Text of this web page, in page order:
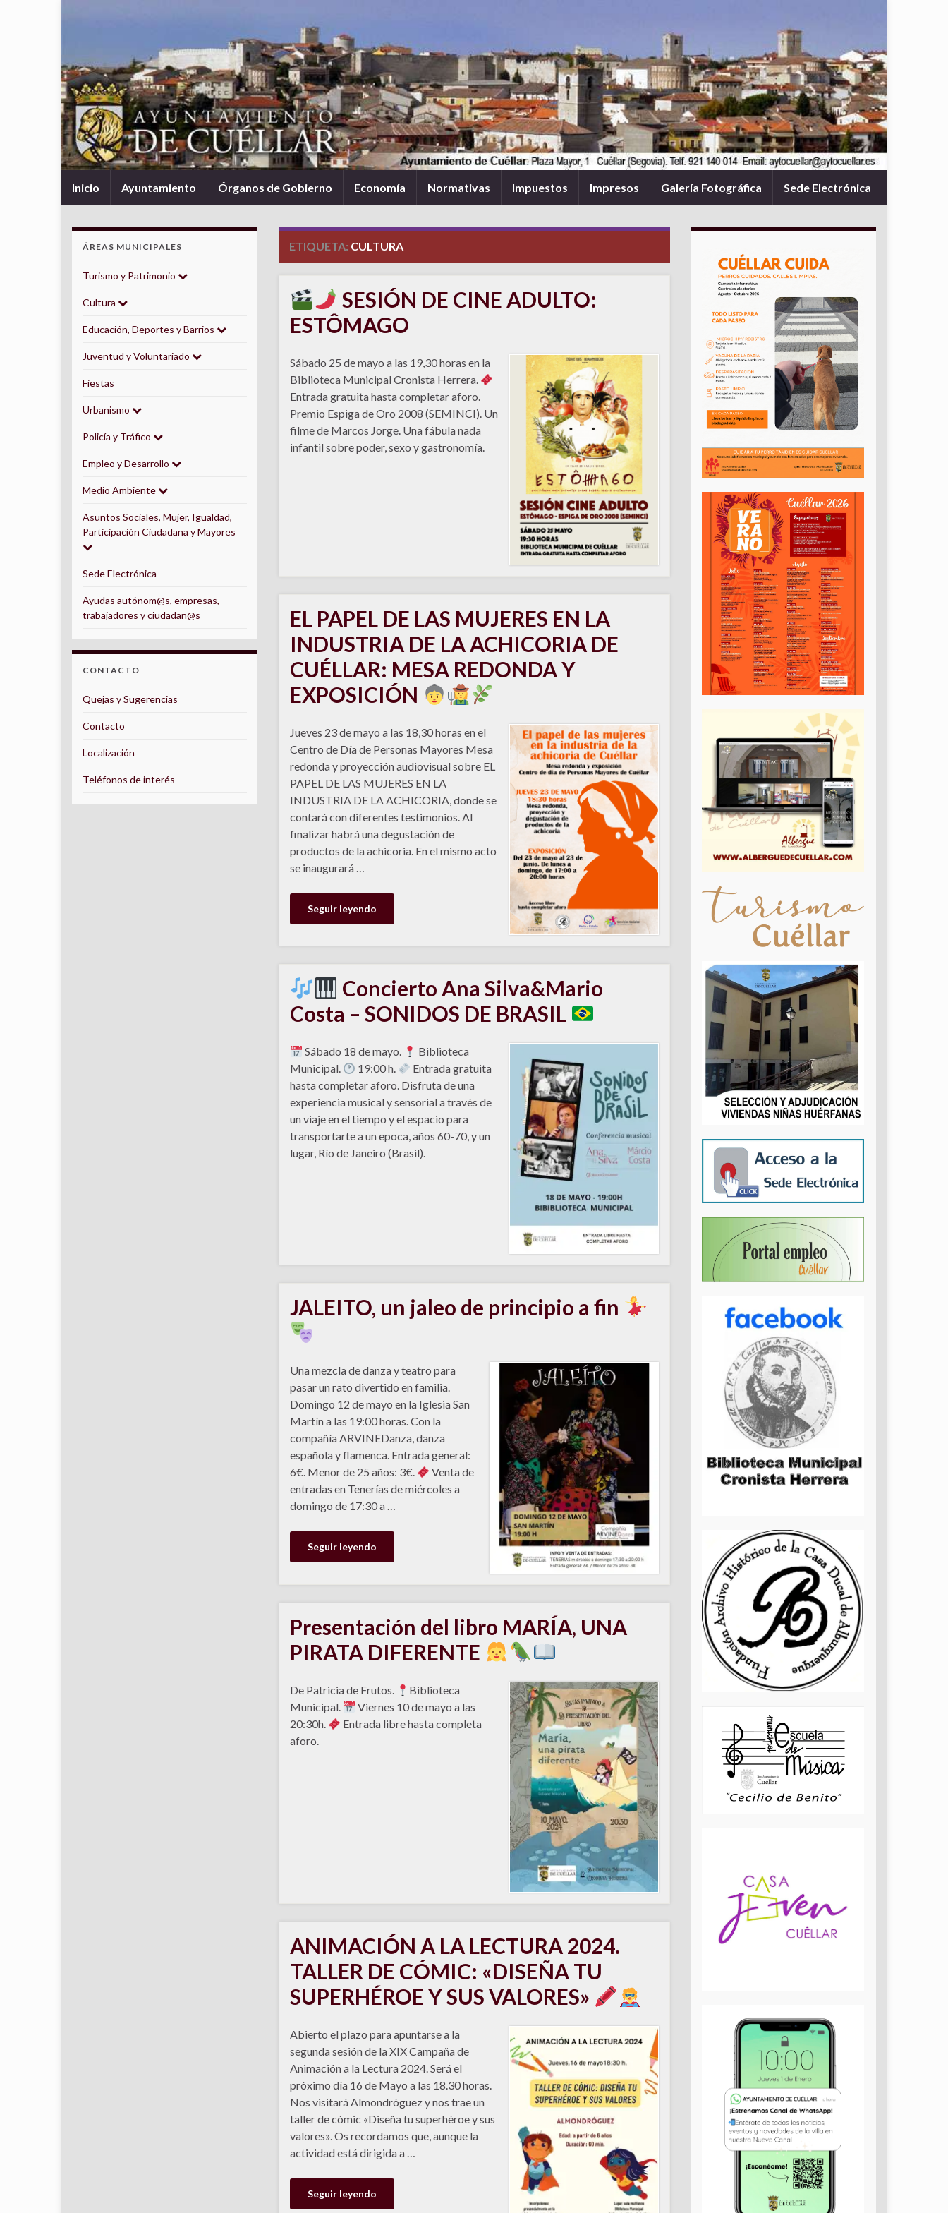
Inicio Ayuntamiento Órganos de Gobierno Economía Normativas Impuestos Impresos Galería Fotográfica Sede Electrónica
ETIQUETA: CULTURA
SESIÓN DE CINE ADULTO:
ESTÔMAGO
Sábado 25 de mayo a las 19,30 horas en la
Biblioteca Municipal Cronista Herrera.
Entrada gratuita hasta completar aforo.
Premio Espiga de Oro 2008 (SEMINCI). Un
filme de Marcos Jorge. Una fábula nada
infantil sobre poder, sexo y gastronomía.
EL PAPEL DE LAS MUJERES EN LA
INDUSTRIA DE LA ACHICORIA DE
CUÉLLAR: MESA REDONDA Y
EXPOSICIÓN
Jueves 23 de mayo a las 18,30 horas en el
Centro de Día de Personas Mayores Mesa
redonda y proyección audiovisual sobre EL
PAPEL DE LAS MUJERES EN LA
INDUSTRIA DE LA ACHICORIA, donde se
contará con diferentes testimonios. Al
finalizar habrá una degustación de
productos de la achicoria. En el mismo acto
se inaugurará …
Seguir leyendo
Concierto Ana Silva&Mario
Costa – SONIDOS DE BRASIL
Sábado 18 de mayo.
Biblioteca
Municipal.
19:00 h.
Entrada gratuita
hasta completar aforo. Disfruta de una
experiencia musical y sensorial a través de
un viaje en el tiempo y el espacio para
transportarte a un epoca, años 60-70, y un
lugar, Río de Janeiro (Brasil).
JALEITO, un jaleo de principio a fin
Una mezcla de danza y teatro para
pasar un rato divertido en familia.
Domingo 12 de mayo en la Iglesia San
Martín a las 19:00 horas. Con la
compañía ARVINEDanza, danza
española y flamenca. Entrada general:
6€. Menor de 25 años: 3€.
Venta de
entradas en Tenerías de miércoles a
domingo de 17:30 a …
Seguir leyendo
Presentación del libro MARÍA, UNA
PIRATA DIFERENTE
De Patricia de Frutos.
Biblioteca
Municipal.
Viernes 10 de mayo a las
20:30h.
Entrada libre hasta completa
aforo.
ANIMACIÓN A LA LECTURA 2024.
TALLER DE CÓMIC: «DISEÑA TU
SUPERHÉROE Y SUS VALORES»
Abierto el plazo para apuntarse a la
segunda sesión de la XIX Campaña de
Animación a la Lectura 2024. Será el
próximo día 16 de Mayo a las 18.30 horas.
Nos visitará Almondróguez y nos trae un
taller de cómic «Diseña tu superhéroe y sus
valores». Os recordamos que, aunque la
actividad está dirigida a …
Seguir leyendo
ÁREAS MUNICIPALES
Turismo y Patrimonio
Cultura
Educación, Deportes y Barrios
Juventud y Voluntariado
Fiestas
Urbanismo
Policía y Tráfico
Empleo y Desarrollo
Medio Ambiente
Asuntos Sociales, Mujer, Igualdad,
Participación Ciudadana y Mayores
Sede Electrónica
Ayudas autónom@s, empresas,
trabajadores y ciudadan@s
CONTACTO
Quejas y Sugerencias
Contacto
Localización
Teléfonos de interés